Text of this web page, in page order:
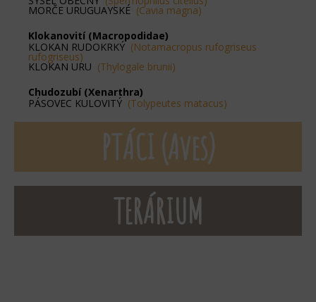
MORČE URUGUAYSKÉ (Cavia magna)
Klokanovití (Macropodidae)
KLOKAN RUDOKRKÝ (Notamacropus rufogriseus
rufogriseus)
KLOKAN URU (Thylogale brunii)
Chudozubí (Xenarthra)
PÁSOVEC KULOVITÝ (Tolypeutes matacus)
PTÁCI (Aves)
TERÁRIUM